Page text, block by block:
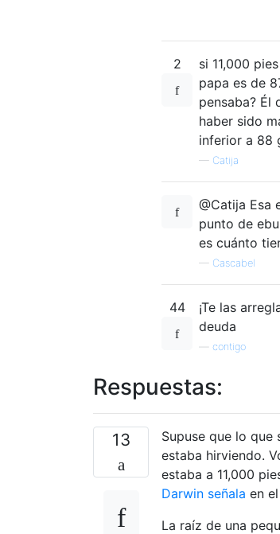
2
si 11,000
papa es de
pensaba? Él
haber sido
inferior a 88
— Catija
@Catija Esa
punto de
es cuánto
— Cascabel
44
¡Te las
deuda
contigo
Respuestas:
13
Supuse que lo que
estaba hirviendo.
estaba a 11,000
Darwin señala en
La raíz de una